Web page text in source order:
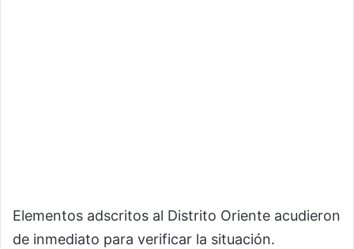
Elementos adscritos al Distrito Oriente acudieron
de inmediato para verificar la situación.